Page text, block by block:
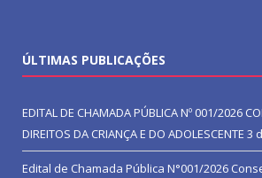
ÚLTIMAS PUBLICAÇÕES
EDITAL DE CHAMADA PÚBLICA Nº 001/2026
DIREITOS DA CRIANÇA E DO ADOLESCENTE 3
Edital de Chamada Pública N°001/2026